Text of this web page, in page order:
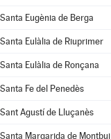
Santa Eugènia de Berga
Santa Eulàlia de Riuprimer
Santa Eulàlia de Ronçana
Santa Fe del Penedès
Sant Agustí de Lluçanès
Santa Margarida de Montbui